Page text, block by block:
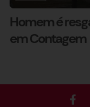
Homem é
em Contagem